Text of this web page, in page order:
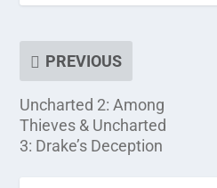
PREVIOUS
Uncharted 2: Among
Thieves & Uncharted
3: Drake’s Deception